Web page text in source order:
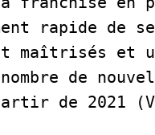
rapide de
maîtrisés et
de
de 2021